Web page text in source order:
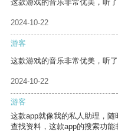
这款游戏的音乐非常优美，听了
2024-10-22
游客
这款游戏的音乐非常优美，听了
2024-10-22
游客
这款app就像我的私人助理，
查找资料，这款app的搜索功能